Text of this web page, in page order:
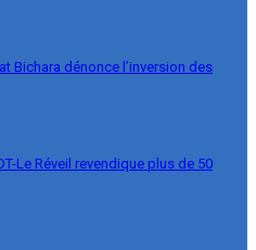
Bichara dénonce l’inversion des
Le Réveil revendique plus de 50